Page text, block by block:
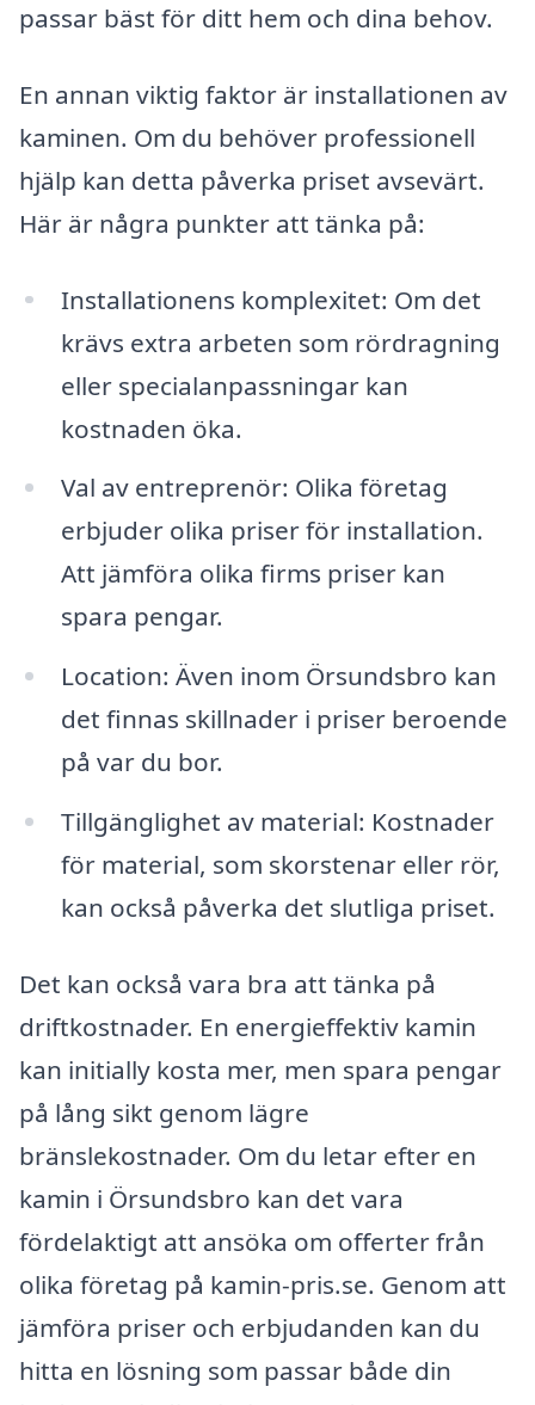
passar bäst för ditt hem och dina behov.
En annan viktig faktor är installationen av
kaminen. Om du behöver professionell
hjälp kan detta påverka priset avsevärt.
Här är några punkter att tänka på:
Installationens komplexitet: Om det
krävs extra arbeten som rördragning
eller specialanpassningar kan
kostnaden öka.
Val av entreprenör: Olika företag
erbjuder olika priser för installation.
Att jämföra olika firms priser kan
spara pengar.
Location: Även inom Örsundsbro kan
det finnas skillnader i priser beroende
på var du bor.
Tillgänglighet av material: Kostnader
för material, som skorstenar eller rör,
kan också påverka det slutliga priset.
Det kan också vara bra att tänka på
driftkostnader. En energieffektiv kamin
kan initially kosta mer, men spara pengar
på lång sikt genom lägre
bränslekostnader. Om du letar efter en
kamin i Örsundsbro kan det vara
fördelaktigt att ansöka om offerter från
olika företag på kamin-pris.se. Genom att
jämföra priser och erbjudanden kan du
hitta en lösning som passar både din